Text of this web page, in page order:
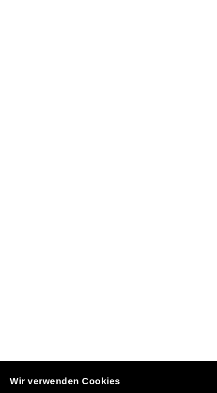
Wir verwenden Cookies